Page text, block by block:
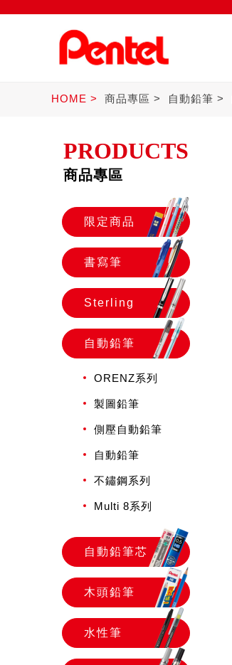
書寫筆
HOME 商品專區 自動鉛筆
PRODUCTS
商品專區
限定商品
書寫筆
Sterling
自動鉛筆
ORENZ系列
製圖鉛筆
側壓自動鉛筆
自動鉛筆
不鏽鋼系列
Multi 8系列
自動鉛筆芯
木頭鉛筆
水性筆